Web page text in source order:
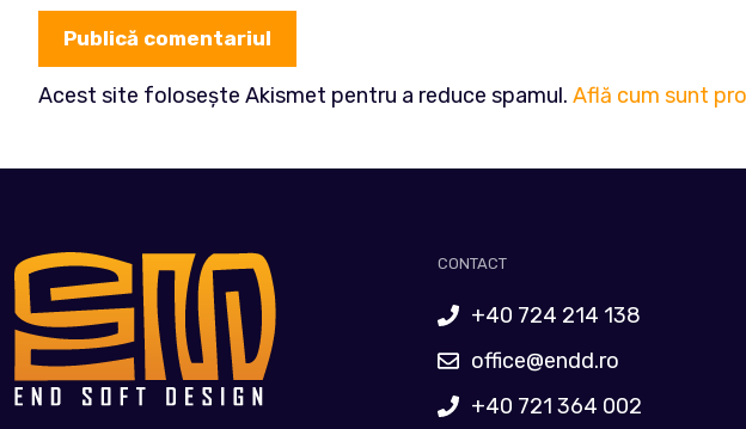
Acest site folosește Akismet pentru a reduce spamul. Află cum sunt
CONTACT
+40 724 214 138
office@endd.ro
+40 721 364 002